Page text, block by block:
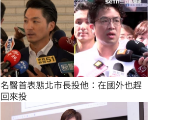
名醫首表態北市長投他：在國外也趕
回來投